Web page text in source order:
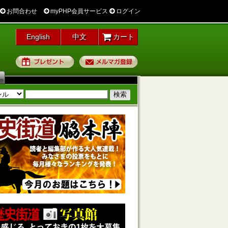
お問合わせ myPHP会員サービス ログイン
English 中文 カート
プレゼント